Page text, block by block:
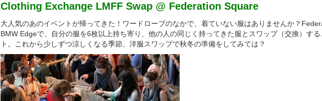
Clothing Exchange LMFF Swap @ Federation Square
大人気のあのイベントが帰ってきた！ワードローブのなかで、着ていない服はありませんか？
BMW Edgeで、自分の服を6枚以上持ち寄り、他の人の同じく持ってきた服とスワップ（交換）す
ト。これから少しずつ涼しくなる季節、洋服スワップで秋冬の準備をしてみては？